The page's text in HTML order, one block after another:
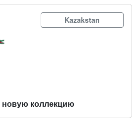
Kazakstan
новую коллекцию